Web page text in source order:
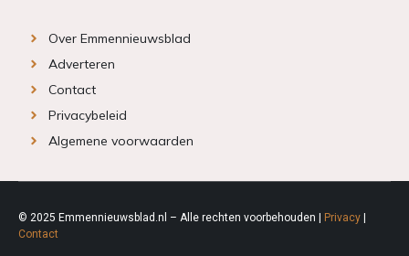
Over Emmennieuwsblad
Adverteren
Contact
Privacybeleid
Algemene voorwaarden
© 2025 Emmennieuwsblad.nl – Alle rechten voorbehouden | Privacy |
Contact